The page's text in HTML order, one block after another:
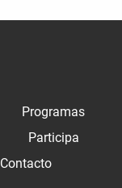
Programas
Participa
Contacto